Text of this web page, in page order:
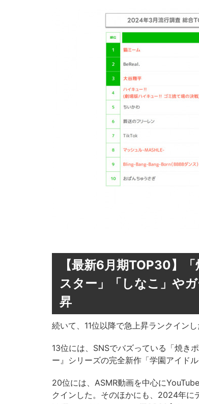
【最新6月期TOP30】
スター」「しなこ」や
昇
続いて、11位以降で急上昇ランクインし
13位には、SNSでバズっている「焼き
ー』シリーズの完全新作「学園アイドル
20位には、ASMR動画を中心に
クインした。そのほかにも、2024年に